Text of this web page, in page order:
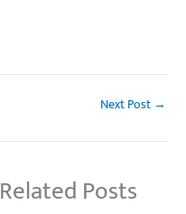
Next Post →
Related Posts